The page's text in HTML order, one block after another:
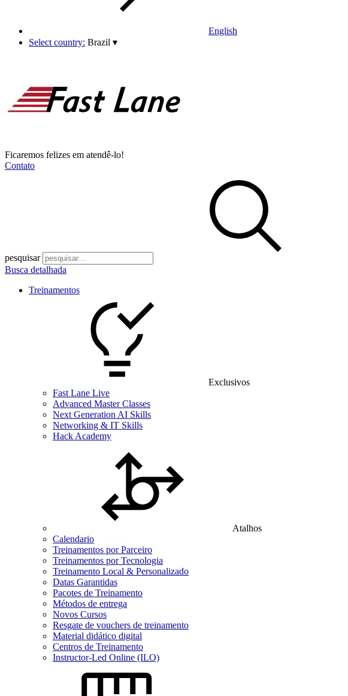
English
Select country: Brazil ▾
Ficaremos felizes em atendê-lo!
Contato
pesquisar
Busca detalhada
Treinamentos
Exclusivos
Fast Lane Live
Advanced Master Classes
Next Generation AI Skills
Networking & IT Skills
Hack Academy
Atalhos
Calendario
Treinamentos por Parceiro
Treinamentos por Tecnologia
Treinamento Local & Personalizado
Datas Garantidas
Pacotes de Treinamento
Métodos de entrega
Novos Cursos
Resgate de vouchers de treinamento
Material didático digital
Centros de Treinamento
Instructor-Led Online (ILO)